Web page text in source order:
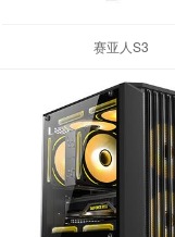
赛亚人S3